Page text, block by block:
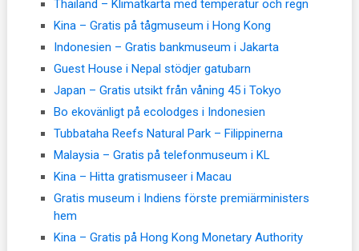
Thailand – Klimatkarta med temperatur och regn
Kina – Gratis på tågmuseum i Hong Kong
Indonesien – Gratis bankmuseum i Jakarta
Guest House i Nepal stödjer gatubarn
Japan – Gratis utsikt från våning 45 i Tokyo
Bo ekovänligt på ecolodges i Indonesien
Tubbataha Reefs Natural Park – Filippinerna
Malaysia – Gratis på telefonmuseum i KL
Kina – Hitta gratismuseer i Macau
Gratis museum i Indiens förste premiärministers
hem
Kina – Gratis på Hong Kong Monetary Authority